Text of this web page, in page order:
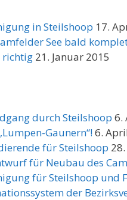
in Steilshoop 17.
See bald
richtig 21. Januar 2015
durch Steilshoop 6.
Gaunern“!6.
für Steilshoop
für Neubau des
für Steilshoop und
der